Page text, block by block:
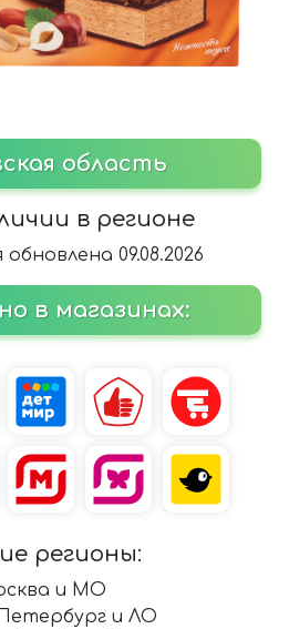
область
в регионе
09.08.2026
в магазинах:
регионы:
и МО
и ЛО